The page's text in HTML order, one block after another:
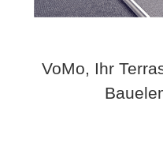
VoMo, Ihr